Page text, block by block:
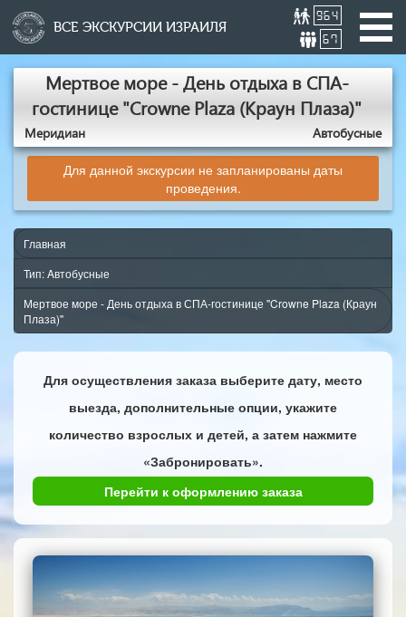
ВСЕ ЭКСКУРСИИ ИЗРАИЛЯ
964
67
Мертвое море - День отдыха в СПА-
гостинице "Crowne Plaza (Краун Плаза)"
Меридиан Aвтобусные
Для данной экскурсии не запланированы даты
проведения.
Главная
Тип: Aвтобусные
Мертвое море - День отдыха в СПА-гостинице "Crowne Plaza (Краун
Плаза)"
Для осуществления заказа выберите дату, место
выезда, дополнительные опции, укажите
количество взрослых и детей, а затем нажмите
«Забронировать».
Перейти к оформлению заказа